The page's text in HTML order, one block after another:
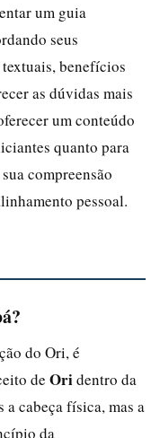
um guia
seus
benefícios
as dúvidas mais
um conteúdo
quanto para
compreensão
pessoal.
do Ori, é
de Oridentro da
cabeça física, mas a
da